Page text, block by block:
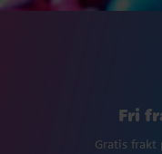
Fri
Gratis frakt